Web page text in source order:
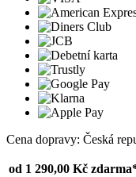
Cena dopravy: Česká
od 1 290,00 Kč